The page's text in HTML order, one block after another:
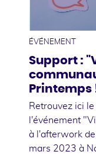
ÉVÉNEMENT
Support :
Printemps
Retrouvez ici
l'événement
à l'afterwork
mars 2023 à